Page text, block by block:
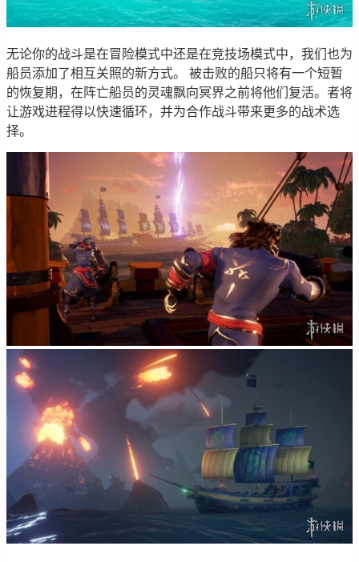
无论你的战斗是在冒险模式中还是在竞技场模式中，我们也为
船员添加了相互关照的新方式。 被击败的船只将有一个短暂
的恢复期，在阵亡船员的灵魂飘向冥界之前将他们复活。者将
让游戏进程得以快速循环，并为合作战斗带来更多的战术选
择。